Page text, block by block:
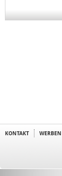
KONTAKT WERBEN